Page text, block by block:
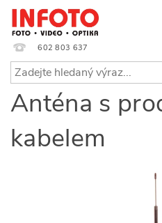
602 803 637
Anténa s
kabelem